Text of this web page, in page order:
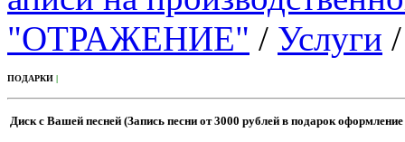
"ОТРАЖЕНИЕ" / Услуги
ПОДАРКИ |
Диск с Вашей песней (Запись песни от 3000 рублей в подарок оформление